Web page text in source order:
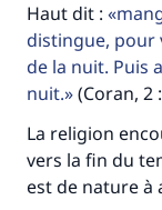
Haut dit :
distingue, pour
de la nuit. Puis
nuit. (Coran, 2
La religion
vers la fin du
est de nature à